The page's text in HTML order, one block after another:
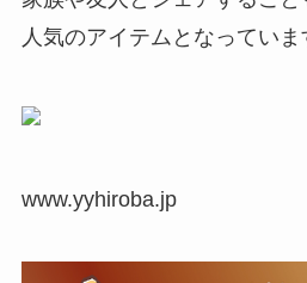
人気のアイテムとなっていま
www.yyhiroba.jp